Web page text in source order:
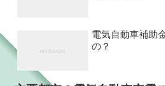
電気自動車補助
の？